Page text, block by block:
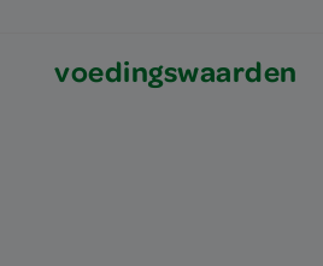
voedingswaarden